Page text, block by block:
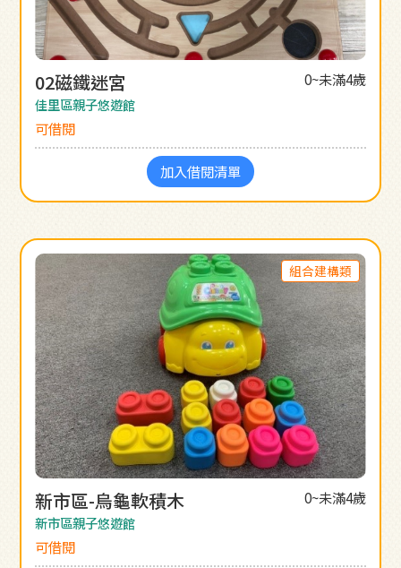
02磁鐵迷宮 0~未滿4歲
佳里區親子悠遊館
可借閱
加入借閱清單
組合建構類
新市區-烏龜軟積木 0~未滿4歲
新市區親子悠遊館
可借閱